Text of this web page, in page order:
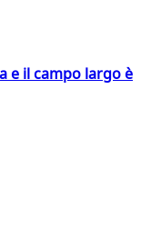
e il campo largo è